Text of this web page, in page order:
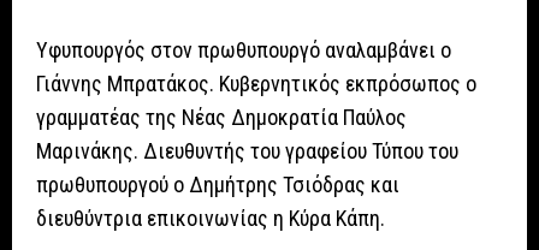
Υφυπουργός στον πρωθυπουργό αναλαμβάνει ο
Γιάννης Μπρατάκος. Κυβερνητικός εκπρόσωπος ο
γραμματέας της Νέας Δημοκρατία Παύλος
Μαρινάκης. Διευθυντής του γραφείου Τύπου του
πρωθυπουργού ο Δημήτρης Τσιόδρας και
διευθύντρια επικοινωνίας η Κύρα Κάπη.